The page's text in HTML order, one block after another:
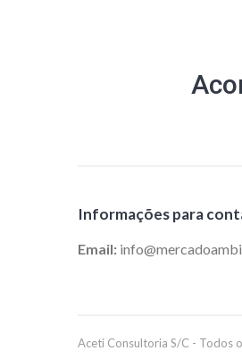
Informações para
Email:
Aceti Consultoria S/C - Todos